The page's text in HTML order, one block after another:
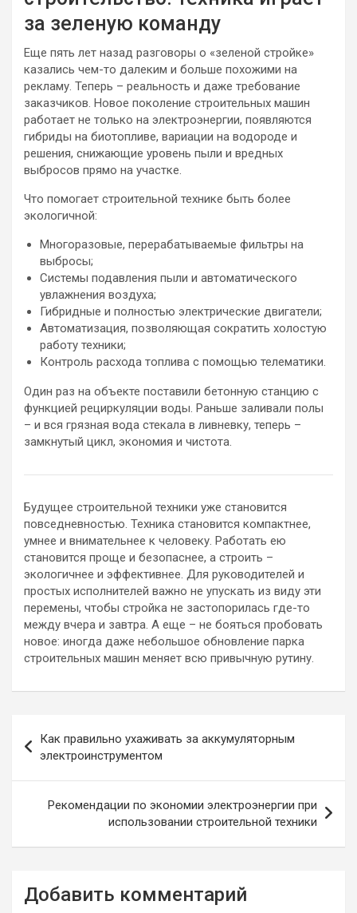
за зеленую команду
Еще пять лет назад разговоры о «зеленой стройке»
казались чем-то далеким и больше похожими на
рекламу. Теперь – реальность и даже требование
заказчиков. Новое поколение строительных машин
работает не только на электроэнергии, появляются
гибриды на биотопливе, вариации на водороде и
решения, снижающие уровень пыли и вредных
выбросов прямо на участке.
Что помогает строительной технике быть более
экологичной:
Многоразовые, перерабатываемые фильтры на
выбросы;
Системы подавления пыли и автоматического
увлажнения воздуха;
Гибридные и полностью электрические двигатели;
Автоматизация, позволяющая сократить холостую
работу техники;
Контроль расхода топлива с помощью телематики.
Один раз на объекте поставили бетонную станцию с
функцией рециркуляции воды. Раньше заливали полы
– и вся грязная вода стекала в ливневку, теперь –
замкнутый цикл, экономия и чистота.
Будущее строительной техники уже становится
повседневностью. Техника становится компактнее,
умнее и внимательнее к человеку. Работать ею
становится проще и безопаснее, а строить –
экологичнее и эффективнее. Для руководителей и
простых исполнителей важно не упускать из виду эти
перемены, чтобы стройка не застопорилась где-то
между вчера и завтра. А еще – не бояться пробовать
новое: иногда даже небольшое обновление парка
строительных машин меняет всю привычную рутину.
по
записям
Как правильно ухаживать за аккумуляторным
электроинструментом
Рекомендации по экономии электроэнергии при
использовании строительной техники
Добавить комментарий